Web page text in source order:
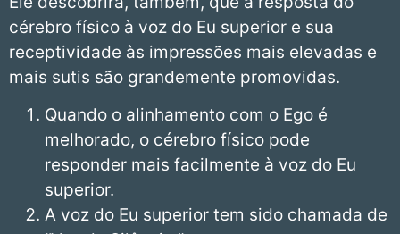
cérebro físico à voz do Eu superior e sua
receptividade às impressões mais elevadas e
mais sutis são grandemente promovidas.
Quando o alinhamento com o Ego é
melhorado, o cérebro físico pode
responder mais facilmente à voz do Eu
superior.
A voz do Eu superior tem sido chamada de